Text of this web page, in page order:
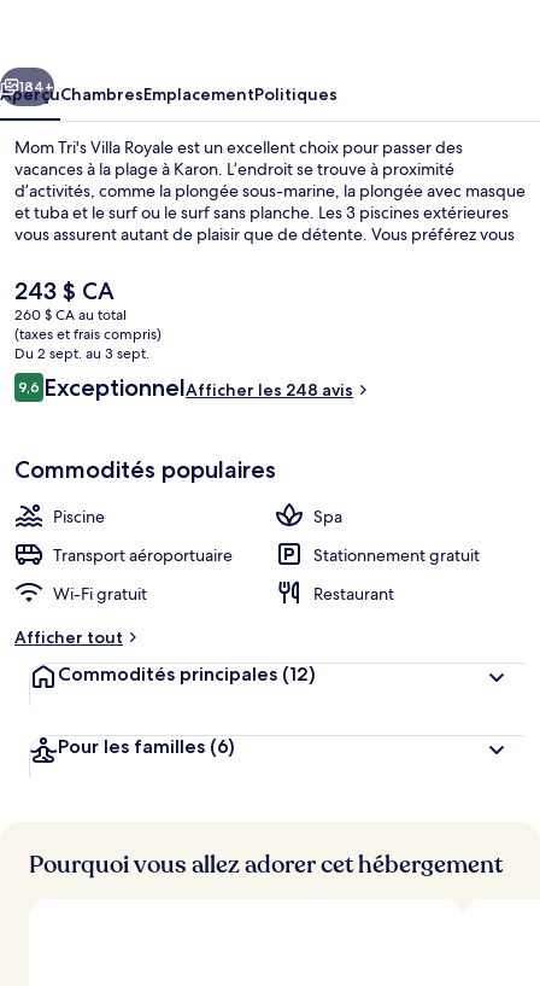
Royale
Suivant
184+
AperçuChambresEmplacementPolitiques
Mom Tri's Villa Royale est un excellent choix pour passer des
vacances à la plage à Karon. L’endroit se trouve à proximité
d’activités, comme la plongée sous-marine, la plongée avec masque
et tuba et le surf ou le surf sans planche. Les 3 piscines extérieures
vous assurent autant de plaisir que de détente. Vous préférez vous
pierres chaudes, des enveloppements et des soins du visage.
Offrant une vue sur la mer, Mom Tris Kitchen sert le le déjeuner, le le
dîner et le le souper. Parmi les autres points saillants de hôtel de
luxe, notons 2 bars-salons, un bar attenant à la piscine et un centre
d’entraînement physique.
Le
prix
actuel
est
de 243 $ CA
243 $ CA
260 $ CA au total
(taxes et frais compris)
Du 2 sept. au 3 sept.
Avis
9,69,6 sur 10 –
ExceptionnelAfficher les 248 avis
Commodités populaires
Piscine
Spa
Transport aéroportuaire
Stationnement gratuit
Wi-Fi gratuit
Restaurant
Afficher tout
Commodités principales (12)
Pour les familles (6)
Pourquoi vous allez adorer cet hébergement